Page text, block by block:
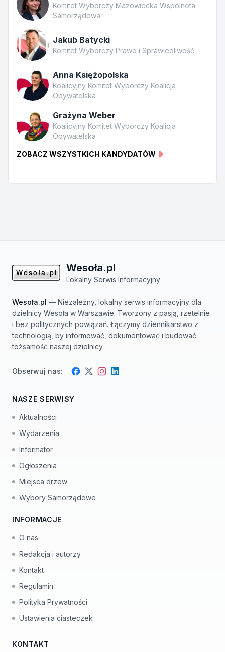
Komitet Wyborczy Mazowiecka Wspólnota
Samorządowa
Jakub Batycki
Komitet Wyborczy Prawo i Sprawiedliwość
Anna Księżopolska
Koalicyjny Komitet Wyborczy Koalicja
Obywatelska
Grażyna Weber
Koalicyjny Komitet Wyborczy Koalicja
Obywatelska
ZOBACZ WSZYSTKICH KANDYDATÓW
Wesoła.pl
Lokalny Serwis Informacyjny
Wesoła.pl — Niezależny, lokalny serwis informacyjny dla
dzielnicy Wesoła w Warszawie. Tworzony z pasją, rzetelnie
i bez politycznych powiązań. Łączymy dziennikarstwo z
technologią, by informować, dokumentować i budować
tożsamość naszej dzielnicy.
Obserwuj nas: Facebook
TwitterInstagram
LinkedIn
NASZE SERWISY
Aktualności
Wydarzenia
Informator
Ogłoszenia
Miejsca drzew
Wybory Samorządowe
INFORMACJE
O nas
Redakcja i autorzy
Kontakt
Regulamin
Polityka Prywatności
Ustawienia ciasteczek
KONTAKT